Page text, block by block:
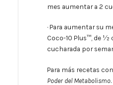
mes aumentar a 2
· Para aumentar su
Coco-10 Plus™, de
cucharada por
Para más recetas
Poder del Metabolismo.